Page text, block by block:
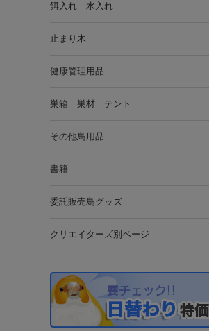
餌入れ 水入れ
止まり木
健康管理用品
巣箱 巣材 テント
その他鳥用品
書籍
委託販売鳥グッズ
クリエイターズ別ページ